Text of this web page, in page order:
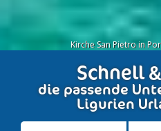
Kirche San Pietro in
Schnell
die passende
Ligurien